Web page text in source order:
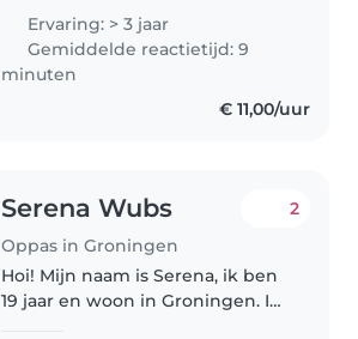
kinderen en momenteel doe ik
ook animatie werk. Daarbij hou
ik van gezelligheid en vind..
Ervaring: > 3 jaar
Gemiddelde reactietijd: 9
minuten
€ 11,00/uur
Serena Wubs
Oppas in Groningen
2
Hoi! Mijn naam is Serena, ik ben
19 jaar en woon in Groningen. Ik